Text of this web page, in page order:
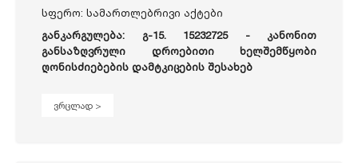
სფერო: სამართლებრივი აქტები
განკარგულება: გ-15. 15232725 - კანონით
განსაზღვრული დროებითი ხელშემწყობი
ღონისძიებების დამტკიცების შესახებ
ვრცლად >